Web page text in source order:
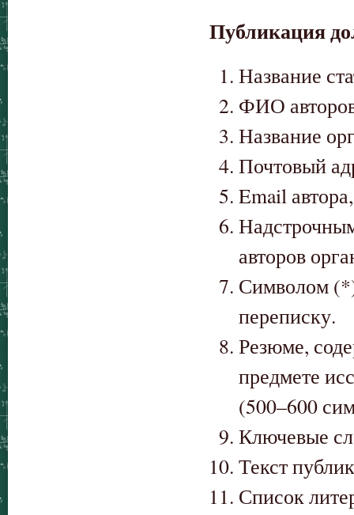
Публикация
Название
ФИО
Название
Почтовый
Email
авторов
Символом (*)
переписку.
Резюме,
предмете
(500–600
Ключевые
Текст
Список